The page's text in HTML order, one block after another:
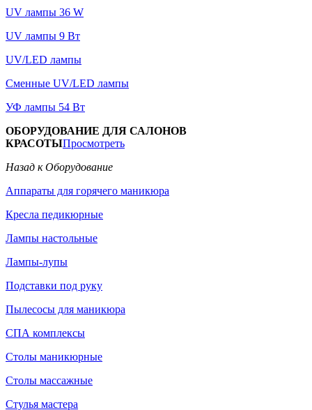
UV лампы 36 W
UV лампы 9 Вт
UV/LED лампы
Сменные UV/LED лампы
УФ лампы 54 Вт
ОБОРУДОВАНИЕ ДЛЯ САЛОНОВ
КРАСОТЫПросмотреть
Назад к Оборудование
Аппараты для горячего маникюра
Кресла педикюрные
Лампы настольные
Лампы-лупы
Подставки под руку
Пылесосы для маникюра
СПА комплексы
Столы маникюрные
Столы массажные
Стулья мастера